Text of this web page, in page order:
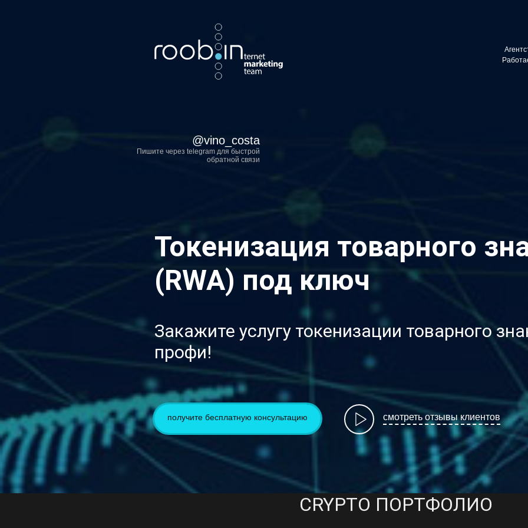
@vino_costa
Пишите через telegram для быстрой
обратной связи
Токенизация товарного
(RWA) под ключ
Закажите услугу токенизации товарного
профи!
получите бесплатную консультацию смотреть отзывы клиентов
CRYPTO ПОРТФОЛИО
Хотите также? Пишите в телеграм: